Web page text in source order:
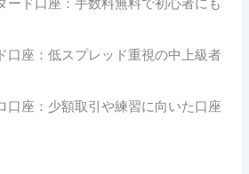
ード口座：手数料無料で初心者にも
口座：低スプレッド重視の中上級者
口座：少額取引や練習に向いた口座